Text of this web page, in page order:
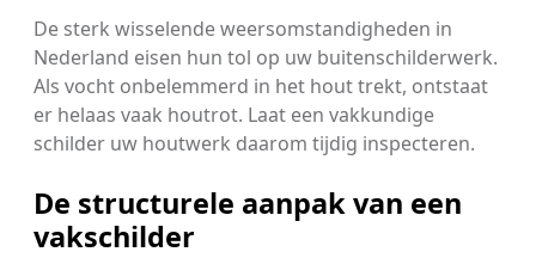
De sterk wisselende weersomstandigheden in
Nederland eisen hun tol op uw buitenschilderwerk.
Als vocht onbelemmerd in het hout trekt, ontstaat
er helaas vaak houtrot. Laat een vakkundige
schilder uw houtwerk daarom tijdig inspecteren.
De structurele aanpak van een
vakschilder